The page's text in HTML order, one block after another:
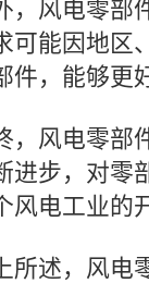
，风电零部
可能因地区
件，能够更
，风电零部
进步，对零
风电工业的
所述，风电